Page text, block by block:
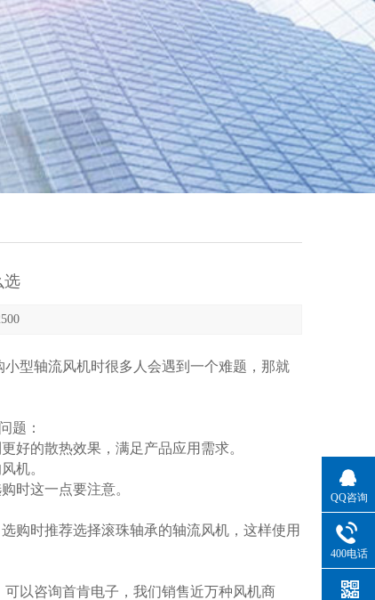
选
型轴流风机时很多人会遇到一个难题，那就
题：
的散热效果，满足产品应用需求。
机。
时这一点要注意。
时推荐选择滚珠轴承的轴流风机，这样使用
以咨询首肯电子，我们销售近万种风机商
QQ咨询
400电话